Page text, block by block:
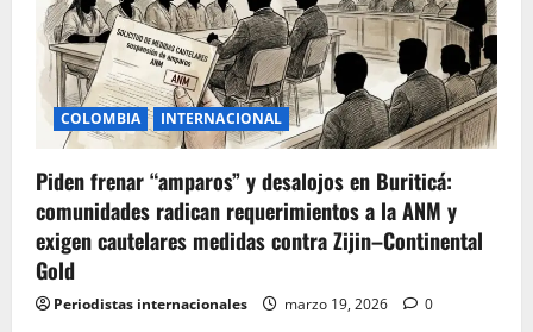
COLOMBIA INTERNACIONAL
Piden frenar “amparos” y desalojos en Buriticá:
comunidades radican requerimientos a la ANM y
exigen cautelares medidas contra Zijin–Continental
Gold
Periodistas internacionales marzo 19, 2026 0